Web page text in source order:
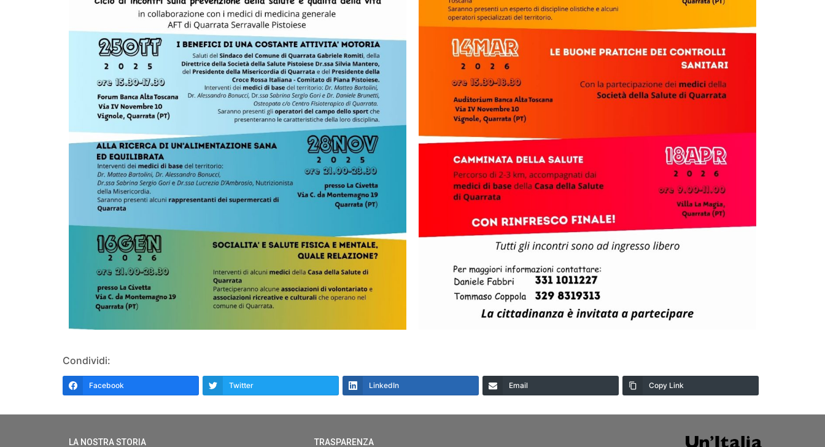
Condividi:
Facebook Twitter LinkedIn Email Copy Link
LA NOSTRA STORIA TRASPARENZA